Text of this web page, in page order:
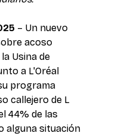
– Un nuevo
acoso
Usina de
a L'Oréal
programa
callejero de L
44% de las
alguna situación